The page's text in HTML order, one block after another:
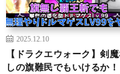
2025.12.10
【ドラクエウォーク】剣
しの旗難民でもいけるか！